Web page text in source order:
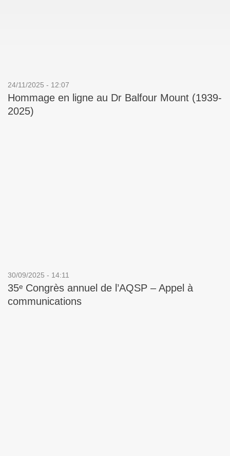
24/11/2025 - 12:07
Hommage en ligne au Dr Balfour Mount (1939-
2025)
30/09/2025 - 14:11
35ᵉ Congrès annuel de l’AQSP – Appel à
communications